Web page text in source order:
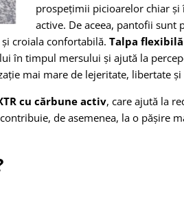
prospețimii picioarelor chiar și
active. De aceea, pantofii sunt
croiala confortabilă. Talpa flexibilă
în timpul mersului și ajută la
mai mare de lejeritate, libertate
cu cărbune activ, care ajută la
de asemenea, la o pășire